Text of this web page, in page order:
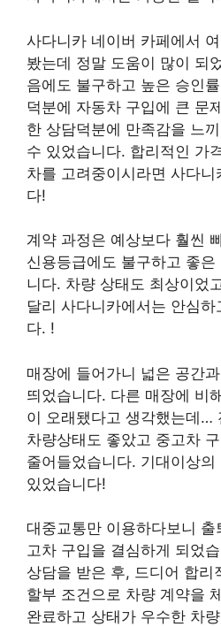
사다니카 네이버 카페에서
봤는데 정말 도움이 많이 되
음에도 불구하고 높은 승인
덕분에 자동차 구입에 큰 문
한 상담덕분에 만족감을 느
수 있었습니다. 합리적인 가
차를 고려중이시라면 사다
다!
계약 과정은 예상보다 훨씬
신용등급에도 불구하고 좋
니다. 차량 상태도 최상이었
달리 사다니카에서는 안심
다. !
매장에 들어가니 넓은 공간
띄었습니다. 다른 매장에 비
이 오래됐다고 생각했는데…
차량상태도 좋았고 중고차
줄어들었습니다. 기대이상
있었습니다!
대중교통만 이용하다보니
고차 구입을 결심하게 되었
상담을 받은 후, 드디어 합리
할부 조건으로 차량 계약을
완료하고 상태가 우수한 차